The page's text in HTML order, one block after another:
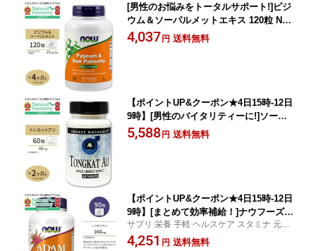
[男性のお悩みをトータルサポート!]ピジ
ウム＆ソーパルメットエキス 120粒 NO
W Foods(ナウフーズ) Pygeum & Saw
Palmetto Extract 120softgels ソフトジ
4,037円 送料無料
【ポイントUP&クーポン★4日15時-12日
9時】[男性のバイタリティーに!]ソース
ナチュラルズ トンカットアリ LJ100 80
mg 60粒 Source Naturals Tongkat Ali
5,588円 送料無料
【ポイントUP&クーポン★4日15時-12日
9時】[まとめて効率補給！]ナウフーズ
アダム マルチビタミン 90粒 ソフトジェ
ル NOW Foods Adam Men's Multiple
サプリ 栄養 手軽 ヘルスケア スタミナ 元気
生活習慣 サポート
4,251 円 送料無料